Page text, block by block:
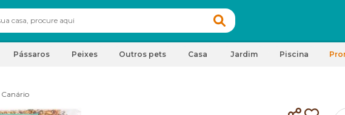
Pássaros Peixes Outros pets Casa Jardim Piscina
Canário